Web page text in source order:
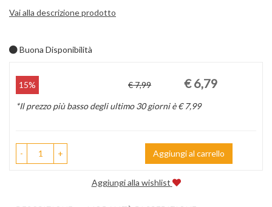
Vai alla descrizione prodotto
Buona Disponibilità
Sconto
del
15% € 7,99
Prezzo
scontato
€ 6,79
*Il prezzo più basso degli ultimo 30 giorni è € 7,99
- + Aggiungi al carrello
Aggiungi alla wishlist